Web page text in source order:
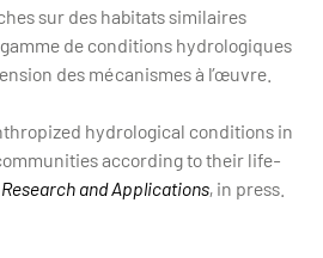
sur des habitats similaires
de conditions hydrologiques
des mécanismes à l’œuvre.
hydrological conditions in
according to their life-
and Applications, in press.